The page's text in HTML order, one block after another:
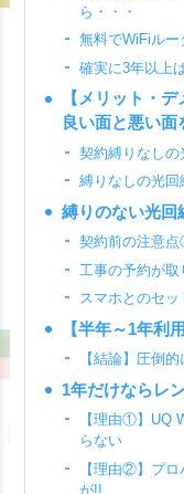
ら・・・
無料でWiFiルー
確実に3年以上
【メリット・
良い面と悪い面
契約縛りなしの
縛りなしの光回
縛りのない光回
契約前の注意
工事の予約が取
スマホとのセ
【半年～1年利
【結論】圧倒的
1年だけならレ
【理由①】UQ
らない
【理由②】プ
が!!